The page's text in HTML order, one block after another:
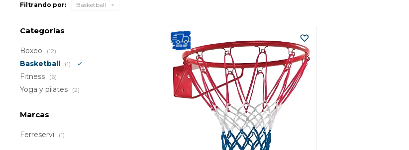
Filtrando por: Basketball
Categorías
Boxeo (12)
Basketball (1)
Fitness (6)
Yoga y pilates (2)
Marcas
Ferreservi (1)